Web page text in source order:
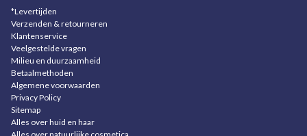
*Levertijden
Verzenden & retourneren
Klantenservice
Veelgestelde vragen
Milieu en duurzaamheid
Betaalmethoden
Algemene voorwaarden
Privacy Policy
Sitemap
Alles over huid en haar